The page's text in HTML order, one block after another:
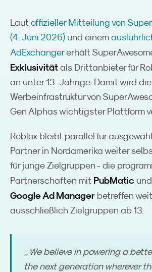
Laut offizieller Mitteilung von
(4. Juni 2026) und einem
AdExchangererhält
Exklusivität als Drittanbieter für
an unter 13-Jährige. Damit wird
Werbeinfrastruktur von
Gen Alphas wichtigster Plattform
Roblox bleibt parallel für
Partner in Nordamerika weiter
für junge Zielgruppen - die
Partnerschaften mit PubMatic und
Google Ad Manager betreffen
ausschließlich Zielgruppen ab 13.
„ We believe in powering a
the next generation wherever